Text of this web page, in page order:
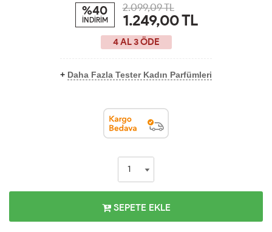
%40
İNDİRİM
2.099,09 TL
1.249,00TL
4 AL 3 ÖDE
+ Daha Fazla Tester Kadın Parfümleri
SEPETE EKLE